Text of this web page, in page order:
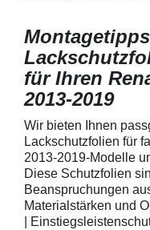
für Ihren
2013-2019
Wir bieten Ihnen
Lackschutzfolien für
2013-2019-Modelle
Diese Schutzfolien
Beanspruchungen
Materialstärken und
|